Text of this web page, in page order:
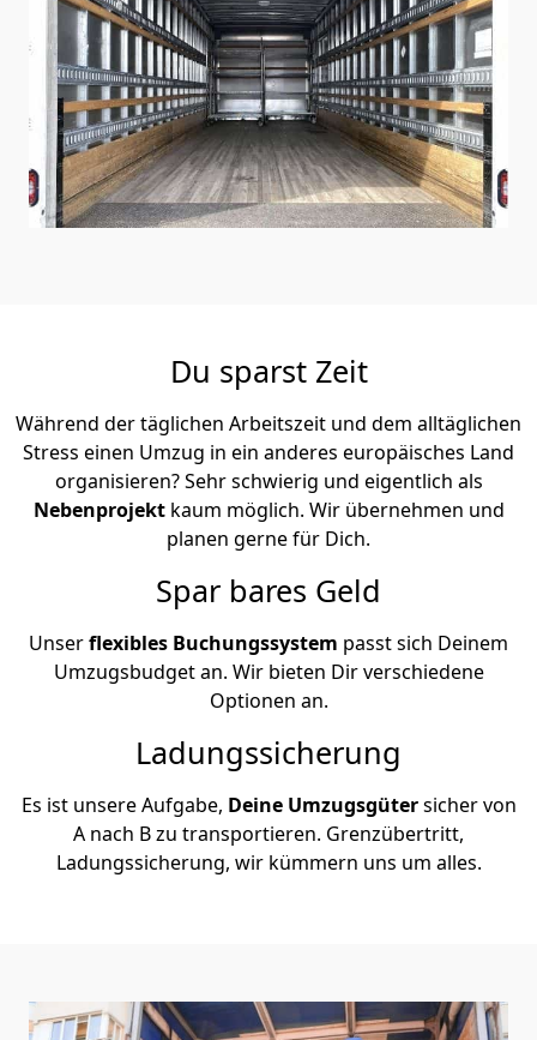
Du sparst Zeit
Während der täglichen Arbeitszeit und dem alltäglichen
Stress einen Umzug in ein anderes europäisches Land
organisieren? Sehr schwierig und eigentlich als
Nebenprojekt kaum möglich. Wir übernehmen und
planen gerne für Dich.
Spar bares Geld
Unserflexibles Buchungssystem passt sich Deinem
Umzugsbudget an. Wir bieten Dir verschiedene
Optionen an.
Ladungssicherung
Es ist unsere Aufgabe, Deine Umzugsgütersicher von
A nach B zu transportieren. Grenzübertritt,
Ladungssicherung, wir kümmern uns um alles.